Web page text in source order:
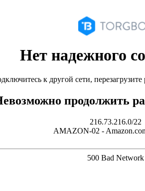
Нет надежного
к другой сети,
продолжить
216.73.216.0/22
AMAZON-02 -
500 Bad Network